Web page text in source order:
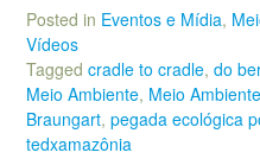
Posted in Eventos e Mídia,
Vídeos
Tagged cradle to cradle, do
Meio Ambiente, Meio
Braungart, pegada ecológica
tedxamazônia